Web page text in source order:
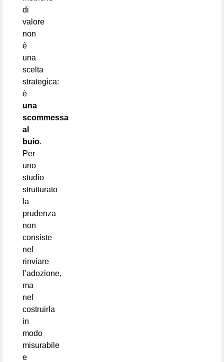
di
valore
non
è
una
scelta
strategica:
è
una
scommessa
al
buio.
Per
uno
studio
strutturato
la
prudenza
non
consiste
nel
rinviare
l’adozione,
ma
nel
costruirla
in
modo
misurabile
e